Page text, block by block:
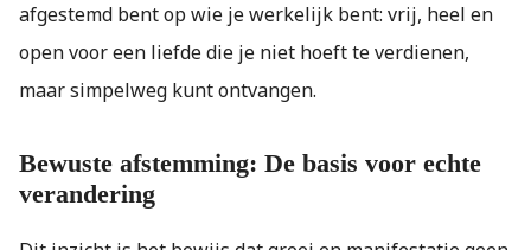
afgestemd bent op wie je werkelijk bent: vrij, heel en
open voor een liefde die je niet hoeft te verdienen,
maar simpelweg kunt ontvangen.
Bewuste afstemming: De basis voor echte
verandering